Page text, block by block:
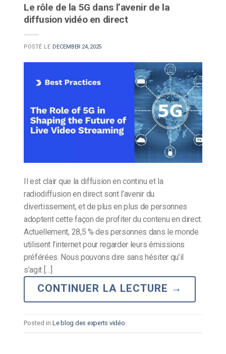
Le rôle de la 5G dans l’avenir de la
diffusion vidéo en direct
POSTÉ LE DECEMBER 24, 2025
Il est clair que la diffusion en continu et la
radiodiffusion en direct sont l’avenir du
divertissement, et de plus en plus de personnes
adoptent cette façon de profiter du contenu en direct.
Actuellement, 28,5 % des personnes dans le monde
utilisent l’internet pour regarder leurs émissions
préférées. Nous pouvons dire sans hésiter qu’il
s’agit […]
CONTINUER LA LECTURE →
Posted in Le blog des experts vidéo